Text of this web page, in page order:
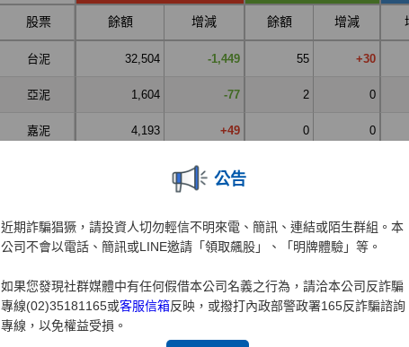
公告
近期詐騙猖獗，請投資人切勿輕信不明來電、簡訊、連結或陌生群組。本
公司不會以電話、簡訊或LINE邀請「領取飆股」、「明牌體驗」等。
如果您發現社群媒體中有任何假借本公司名義之行為，請洽本公司反詐騙
專線(02)35181165或客服信箱反映，或撥打內政部警政署165反詐騙諮詢
專線，以免權益受損。